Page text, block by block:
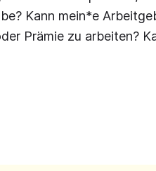
Kann mein*e
Prämie zu arbeiten?